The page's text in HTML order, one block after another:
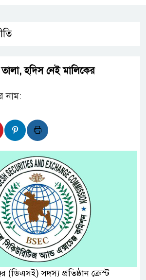
হদিস নেই মালিকের
নাম:
(ডিএসই) সদস্য প্রতিষ্ঠান ক্রেস্ট